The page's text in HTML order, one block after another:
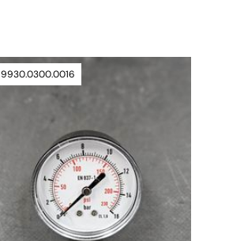
verfügbar
9930.0300.0016